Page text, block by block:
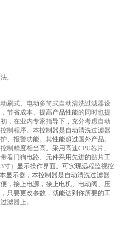
:
刷式、电动多筒式自动清洗过滤器设
节省成本、提高产品性能的同时也提
，在业内专家指导下，充分考虑自动
制程序。本控制器是自动清洗过滤器
、报警功能。其性能超过国外产品。
制精度相当高。采用高速CPU芯片、
看门狗电路、元件采用先进的贴片工
寸）显示操作界面。可实现远程监视控
显示器，本控制器是自动清洗过滤器
，接上电源，接上电机、电动阀、压
只要更改参数，就能达到你所要的工
滤器上。